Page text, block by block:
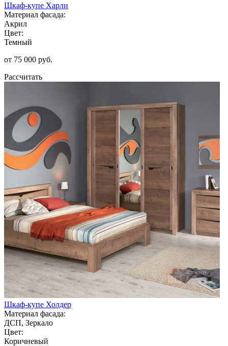
Шкаф-купе Харли
Материал фасада:
Акрил
Цвет:
Темный
от 75 000 руб.
Рассчитать
Шкаф-купе Холдер
Материал фасада:
ДСП, Зеркало
Цвет:
Коричневый